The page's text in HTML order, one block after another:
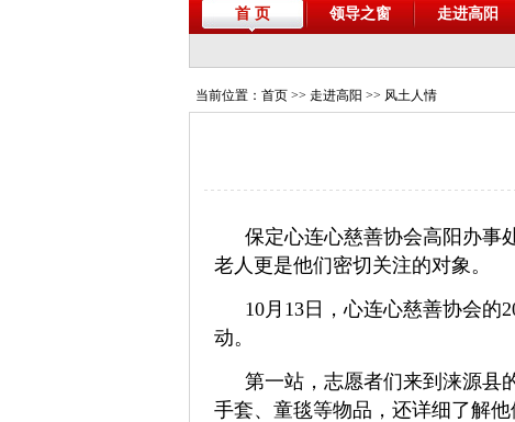
首 页 领导之窗 走进高阳
当前位置： 首页 >> 走进高阳 >> 风土人情
保定心连心慈善协会高阳办事
老人更是他们密切关注的对象。
10月 13 日，心连心慈善协会的
动。
第一站，志愿者们来到涞源县
手套、童毯等物品，还详细了解